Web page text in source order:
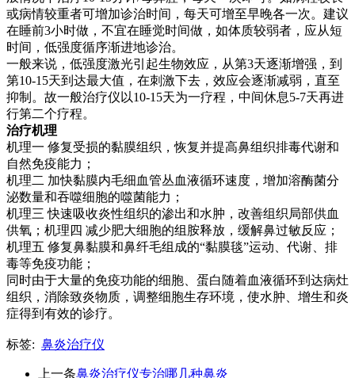
或病情较重者可增加诊治时间，每天可增至早晚各一次。建议
在睡前3小时做，不宜在睡觉时间做，如体质较弱者，应从短
时间，低强度循序渐进地诊治。
一般来说，低强度激光引起生物效应，从第3天逐渐增强，到
第10-15天到达最大值，在刺激下去，效应会逐渐减弱，直至
抑制。故一般治疗仪以10-15天为一疗程，中间休息5-7天再进
行第二个疗程。
治疗机理
机理一 修复受损的黏膜组织，恢复并提高鼻组织排毒代谢和
自然免疫能力；
机理二 加快黏膜内毛细血管丛血液循环速度，增加溶酶菌分
泌数量和吞噬细胞的噬菌能力；
机理三 快速吸收炎性组织的渗出和水肿，改善组织局部供血
供氧；机理四 减少肥大细胞的组胺释放，缓解鼻过敏反应；
机理五 修复鼻黏膜和鼻纤毛组成的“黏膜毯”运动、代谢、排
毒等免疫功能；
同时由于大量的免疫功能的细胞、蛋白随着血液循环到达病灶
组织，消除致炎物质，调整细胞生存环境，使水肿、增生和炎
症得到有效的诊疗。
标签: 鼻炎治疗仪
上一条鼻炎治疗仪专治哪几种鼻炎